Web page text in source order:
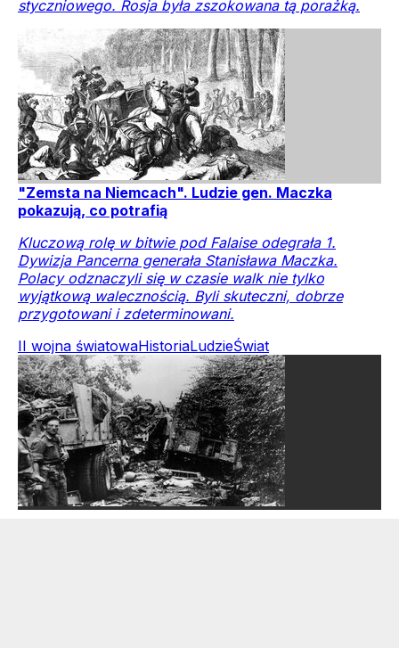
styczniowego. Rosja była zszokowana tą porażką.
"Zemsta na Niemcach". Ludzie gen. Maczka
pokazują, co potrafią
Kluczową rolę w bitwie pod Falaise odegrała 1.
Dywizja Pancerna generała Stanisława Maczka.
Polacy odznaczyli się w czasie walk nie tylko
wyjątkową walecznością. Byli skuteczni, dobrze
przygotowani i zdeterminowani.
II wojna światowaHistoriaLudzieŚwiat